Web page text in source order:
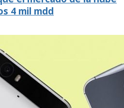
4 mil mdd